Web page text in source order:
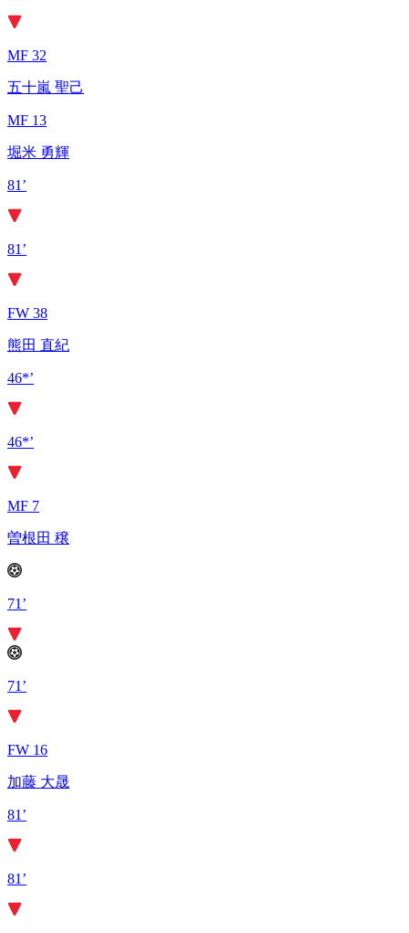
MF 32
五十嵐 聖己
MF 13
堀米 勇輝
81’
81’
FW 38
熊田 直紀
46*’
46*’
MF 7
曽根田 穣
71’
71’
FW 16
加藤 大晟
81’
81’